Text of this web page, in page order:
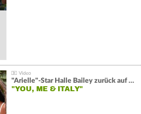
"Arielle"-Star Halle Bailey zurück auf der Leinwand:
"YOU, ME & ITALY"